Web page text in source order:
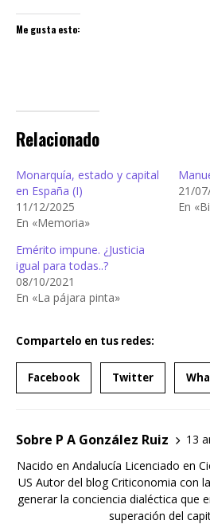
Me gusta esto:
Relacionado
Monarquía, estado y capital
en España (I)
11/12/2025
En «Memoria»
21/
En
Emérito impune. ¿Justicia
igual para todas..?
08/10/2021
En «La pájara pinta»
Compartelo en tus redes:
Facebook Twitter
Sobre P A González Ruiz
13
Nacido en Andalucía Licenciado en
US Autor del blog Criticonomia con
generar la conciencia dialéctica que
superación del